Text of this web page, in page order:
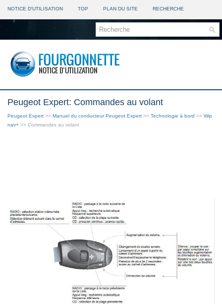
NOTICE D'UTILISATION TOP PLAN DU SITE RECHERCHE
Peugeot Expert: Commandes au volant
Peugeot Expert >> Manuel du conducteur Peugeot Expert >> Technologie à bord >> Wip
nav+ >> Commandes au volant